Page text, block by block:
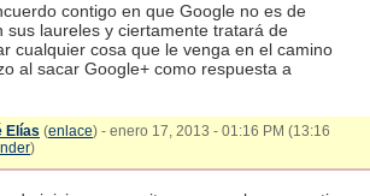
contigo en que Google no es de
sus laureles y ciertamente tratará de
cualquier cosa que le venga en el camino
al sacar Google+ como respuesta a
Elías (enlace) - enero 17, 2013 - 01:16 PM (13:16
)